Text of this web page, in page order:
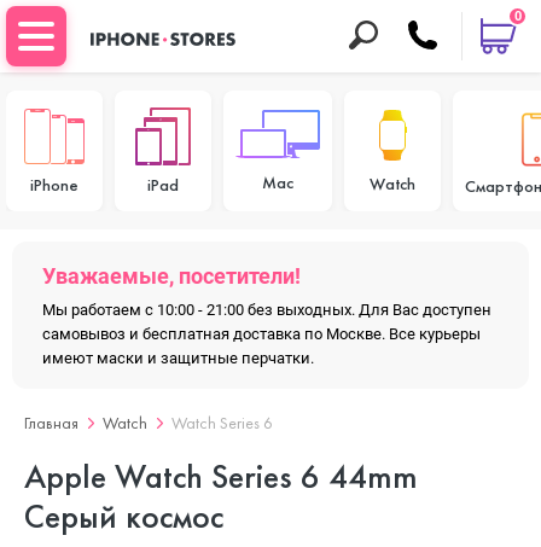
0
iPhone iPad Mac Watch
Уважаемые, посетители!
Мы работаем с 10:00 - 21:00 без выходных. Для Вас доступен
самовывоз и бесплатная доставка по Москве. Все курьеры
имеют маски и защитные перчатки.
Главная Watch Watch Series 6
Apple Watch Series 6 44mm
Серый космос